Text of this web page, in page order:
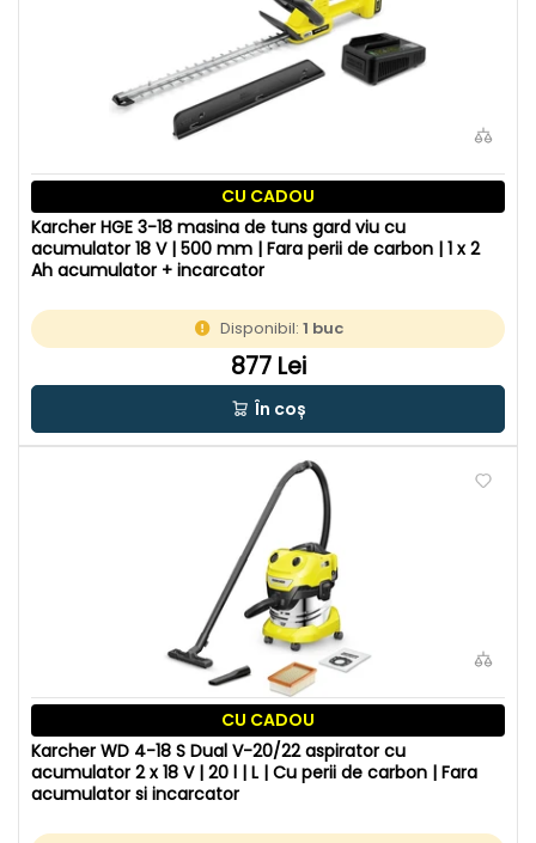
CU CADOU
Karcher HGE 3-18 masina de tuns gard viu cu
acumulator 18 V | 500 mm | Fara perii de carbon | 1 x 2
Ah acumulator + incarcator
Disponibil:1 buc
877 Lei
În coș
CU CADOU
Karcher WD 4-18 S Dual V-20/22 aspirator cu
acumulator 2 x 18 V | 20 l | L | Cu perii de carbon | Fara
acumulator si incarcator